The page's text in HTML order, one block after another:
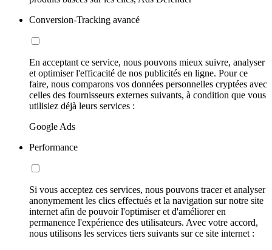
Conversion-Tracking avancé
En acceptant ce service, nous pouvons mieux suivre, analyser
et optimiser l'efficacité de nos publicités en ligne. Pour ce
faire, nous comparons vos données personnelles cryptées avec
celles des fournisseurs externes suivants, à condition que vous
utilisiez déjà leurs services :
Google Ads
Performance
Si vous acceptez ces services, nous pouvons tracer et analyser
anonymement les clics effectués et la navigation sur notre site
internet afin de pouvoir l'optimiser et d'améliorer en
permanence l'expérience des utilisateurs. Avec votre accord,
nous utilisons les services tiers suivants sur ce site internet :